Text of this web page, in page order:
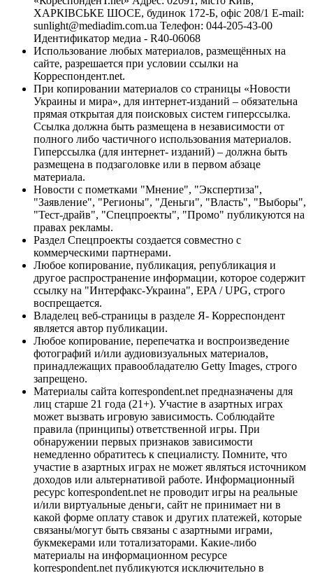
ХАРКІВСЬКЕ ШОСЕ, будинок 172-Б, офіс 208/1 E-mail:
sunlight@mediadim.com.ua Телефон: 044-205-43-00
Идентификатор медиа - R40-06068
Использование любых материалов, размещённых на
сайте, разрешается при условии ссылки на
Корреспондент.net.
При копировании материалов со страницы «Новости
Украины и мира», для интернет-изданий – обязательна
прямая открытая для поисковых систем гиперссылка.
Ссылка должна быть размещена в независимости от
полного либо частичного использования материалов.
Гиперссылка (для интернет- изданий) – должна быть
размещена в подзаголовке или в первом абзаце
материала.
Новости с пометками "Мнение", "Экспертиза",
"Заявление", "Регионы", "Деньги", "Власть", "Выборы",
"Тест-драйв", "Спецпроекты", "Промо" публикуются на
правах рекламы.
Раздел Спецпроекты создается совместно с
коммерческими партнерами.
Любое копирование, публикация, републикация и
другое распространение информации, которое содержит
ссылку на "Интерфакс-Украина", EPA / UPG, строго
воспрещается.
Владелец веб-страницы в разделе Я- Корреспондент
является автор публикации.
Любое копирование, перепечатка и воспроизведение
фотографий и/или аудиовизуальных материалов,
принадлежащих правообладателю Getty Images, строго
запрещено.
Материалы сайта korrespondent.net предназначены для
лиц старше 21 года (21+). Участие в азартных играх
может вызвать игровую зависимость. Соблюдайте
правила (принципы) ответственной игры. При
обнаружении первых признаков зависимости
немедленно обратитесь к специалисту. Помните, что
участие в азартных играх не может являться источником
доходов или альтернативой работе. Информационный
ресурс korrespondent.net не проводит игры на реальные
и/или виртуальные деньги, сайт не принимает ни в
какой форме оплату ставок и других платежей, которые
связаны/могут быть связаны с азартными играми,
букмекерами или тотализаторами. Какие-либо
материалы на информационном ресурсе
korrespondent.net публикуются исключительно в